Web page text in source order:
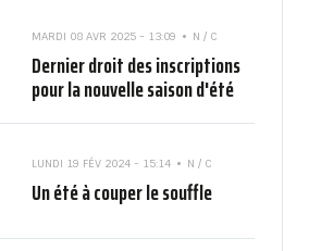
MARDI 08 AVR 2025 - 13:09 N / C
Dernier droit des inscriptions
pour la nouvelle saison d'été
LUNDI 19 FÉV 2024 - 15:14 N / C
Un été à couper le souffle